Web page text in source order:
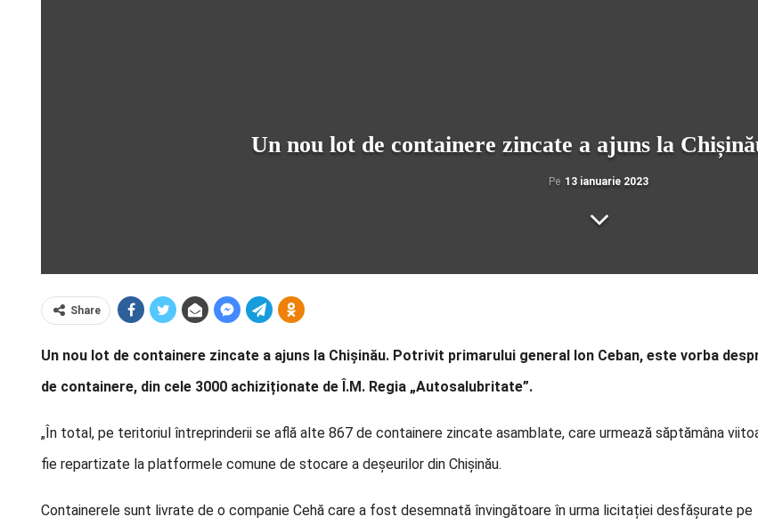
Un nou lot de containere zincate a ajuns la
Pe 13 ianuarie 2023
Share
Un nou lot de containere zincate a ajuns la Chișinău. Potrivit primarului general Ion Ceban, este vorba
de containere, din cele 3000 achiziționate de Î.M. Regia „Autosalubritate”.
„În total, pe teritoriul întreprinderii se află alte 867 de containere zincate asamblate, care urmează săptămâna
fie repartizate la platformele comune de stocare a deșeurilor din Chișinău.
Containerele sunt livrate de o companie Cehă care a fost desemnată învingătoare în urma licitației desfășurate pe